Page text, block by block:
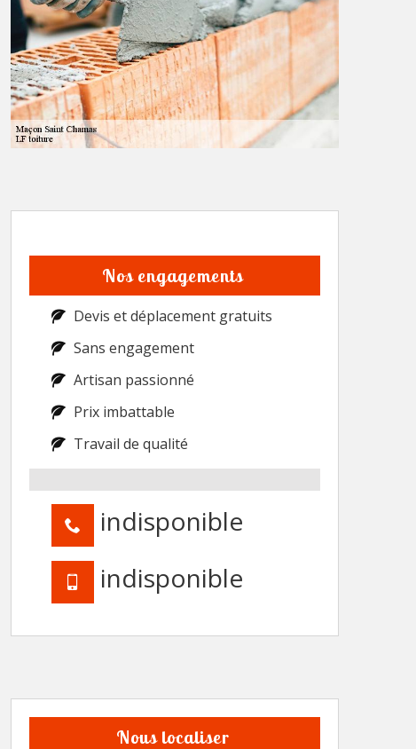
Nos engagements
Devis et déplacement gratuits
Sans engagement
Artisan passionné
Prix imbattable
Travail de qualité
indisponible
indisponible
Nous localiser